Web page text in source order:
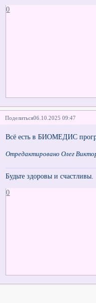
0
Поделиться06.10.2025 09:47
Всё есть в БИОМЕДИС
Отредактировано Олег
Будьте здоровы и счастливы.
0